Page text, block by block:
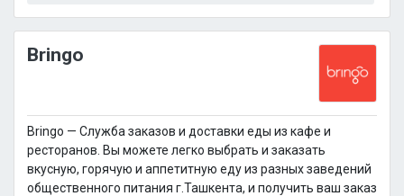
Bringo
Bringo — Cлужба заказов и доставки еды из кафе и
ресторанов. Вы можете легко выбрать и заказать
вкусную, горячую и аппетитную еду из разных заведений
общественного питания г.Ташкента, и получить ваш заказ